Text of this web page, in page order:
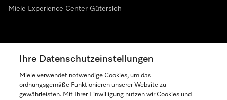
Miele Experience Center Gütersloh
Ihre Datenschutzeinstellungen
Miele verwendet notwendige Cookies, um das
ordnungsgemäße Funktionieren unserer Website zu
gewährleisten. Mit Ihrer Einwilligung nutzen wir Cookies und